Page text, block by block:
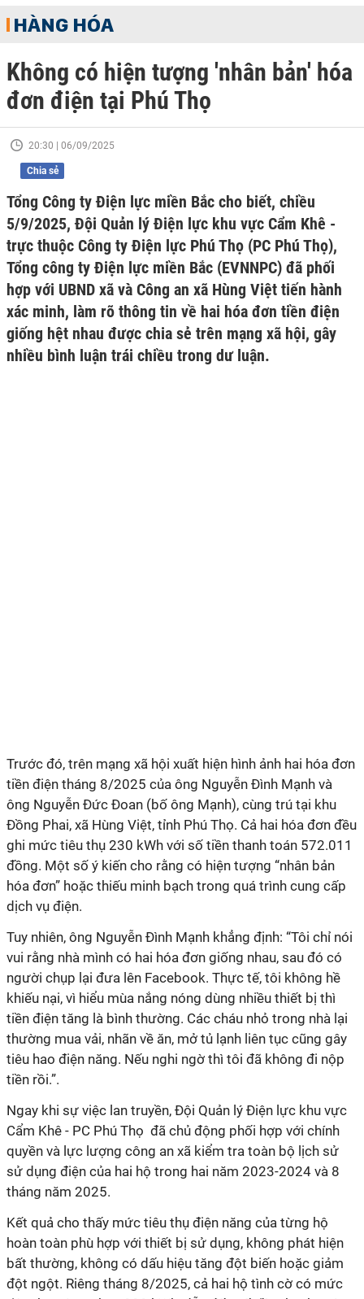
HÀNG HÓA
Không có hiện tượng 'nhân bản' hóa
đơn điện tại Phú Thọ
20:30 | 06/09/2025
Chia sẻ
Tổng Công ty Điện lực miền Bắc cho biết, chiều
5/9/2025, Đội Quản lý Điện lực khu vực Cẩm Khê -
trực thuộc Công ty Điện lực Phú Thọ (PC Phú Thọ),
Tổng công ty Điện lực miền Bắc (EVNNPC) đã phối
hợp với UBND xã và Công an xã Hùng Việt tiến hành
xác minh, làm rõ thông tin về hai hóa đơn tiền điện
giống hệt nhau được chia sẻ trên mạng xã hội, gây
nhiều bình luận trái chiều trong dư luận.
Trước đó, trên mạng xã hội xuất hiện hình ảnh hai hóa đơn
tiền điện tháng 8/2025 của ông Nguyễn Đình Mạnh và
ông Nguyễn Đức Đoan (bố ông Mạnh), cùng trú tại khu
Đồng Phai, xã Hùng Việt, tỉnh Phú Thọ. Cả hai hóa đơn đều
ghi mức tiêu thụ 230 kWh với số tiền thanh toán 572.011
đồng. Một số ý kiến cho rằng có hiện tượng “nhân bản
hóa đơn” hoặc thiếu minh bạch trong quá trình cung cấp
dịch vụ điện.
Tuy nhiên, ông Nguyễn Đình Mạnh khẳng định: “Tôi chỉ nói
vui rằng nhà mình có hai hóa đơn giống nhau, sau đó có
người chụp lại đưa lên Facebook. Thực tế, tôi không hề
khiếu nại, vì hiểu mùa nắng nóng dùng nhiều thiết bị thì
tiền điện tăng là bình thường. Các cháu nhỏ trong nhà lại
thường mua vải, nhãn về ăn, mở tủ lạnh liên tục cũng gây
tiêu hao điện năng. Nếu nghi ngờ thì tôi đã không đi nộp
tiền rồi.”.
Ngay khi sự việc lan truyền, Đội Quản lý Điện lực khu vực
Cẩm Khê - PC Phú Thọ đã chủ động phối hợp với chính
quyền và lực lượng công an xã kiểm tra toàn bộ lịch sử
sử dụng điện của hai hộ trong hai năm 2023-2024 và 8
tháng năm 2025.
Kết quả cho thấy mức tiêu thụ điện năng của từng hộ
hoàn toàn phù hợp với thiết bị sử dụng, không phát hiện
bất thường, không có dấu hiệu tăng đột biến hoặc giảm
đột ngột. Riêng tháng 8/2025, cả hai hộ tình cờ có mức